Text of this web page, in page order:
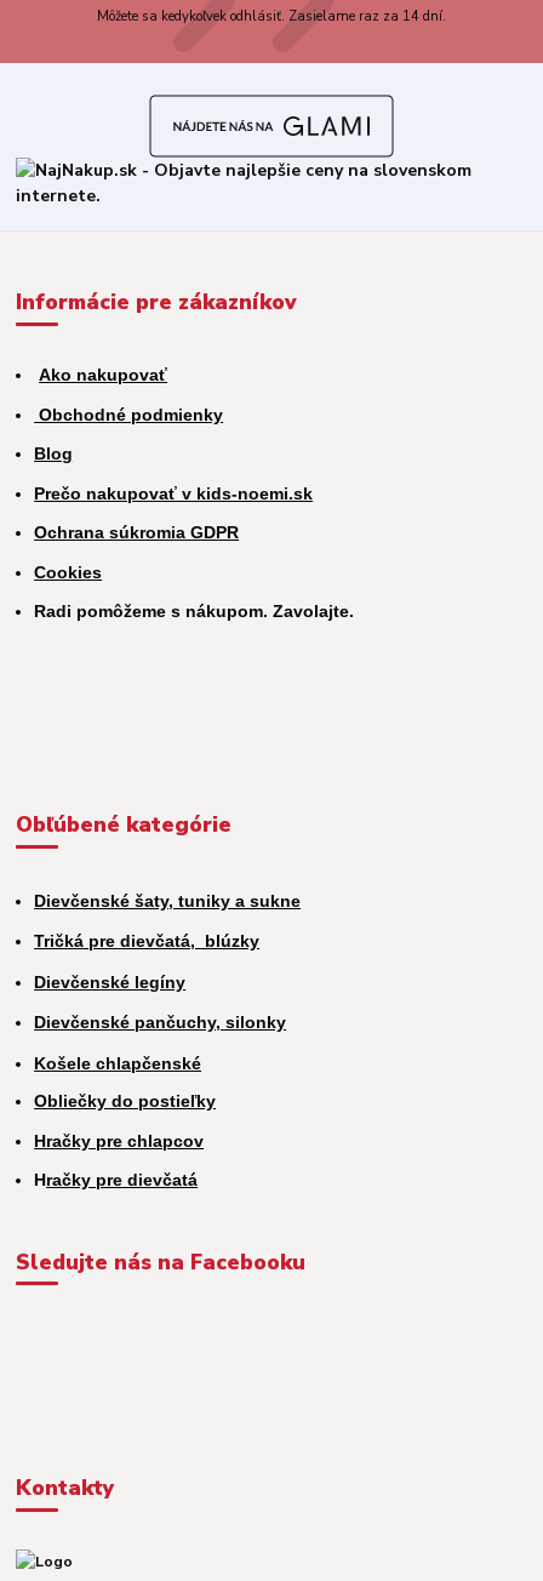
Môžete sa kedykoľvek odhlásiť. Zasielame raz za 14 dní.
Informácie pre zákazníkov
Ako nakupovať
Obchodné podmienky
Blog
Prečo nakupovať v kids-noemi.sk
Ochrana súkromia GDPR
Cookies
Radi pomôžeme s nákupom. Zavolajte.
Obľúbené kategórie
Dievčenské šaty, tuniky a sukne
Tričká pre dievčatá, blúzky
Dievčenské legíny
Dievčenské pančuchy, silonky
Košele chlapčenské
Obliečky do postieľky
Hračky pre chlapcov
Hračky pre dievčatá
Sledujte nás na Facebooku
Kontakty